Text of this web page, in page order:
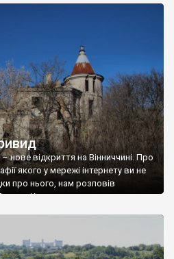
нове відкриття на Вінниччині. Про
якого у мережі інтернету ви не
про нього, нам розповів
у Красному вразив не лише